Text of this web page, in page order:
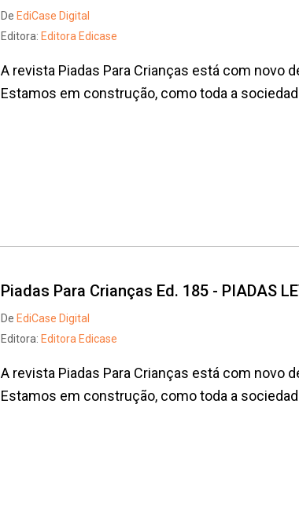
De EdiCase Digital
Editora: Editora Edicase
A revista Piadas Para Crianças está com novo
Estamos em construção, como toda a
Piadas Para Crianças Ed. 185 - PIADAS
De EdiCase Digital
Editora: Editora Edicase
A revista Piadas Para Crianças está com novo
Estamos em construção, como toda a